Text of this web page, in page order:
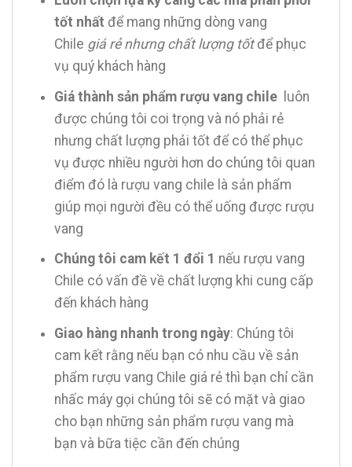
tốt nhất để mang những dòng vang
Chile giá rẻ nhưng chất lượng tốtđể phục
vụ quý khách hàng
Giá thành sản phẩm rượu vang chile
luôn
được chúng tôi coi trọng và nó phải rẻ
nhưng chất lượng phải tốt để có thể phục
vụ được nhiều người hơn do chúng tôi quan
điểm đó là rượu vang chile là sản phẩm
giúp mọi người đều có thể uống được rượu
vang
Chúng tôi cam kết 1 đổi 1 nếu rượu vang
Chile có vấn đề về chất lượng khi cung cấp
đến khách hàng
Giao hàng nhanh trong ngày: Chúng tôi
cam kết rằng nếu bạn có nhu cầu về sản
phẩm rượu vang Chile giá rẻ thì bạn chỉ cần
nhấc máy gọi chúng tôi sẽ có mặt và giao
cho bạn những sản phẩm rượu vang mà
bạn và bữa tiệc cần đến chúng